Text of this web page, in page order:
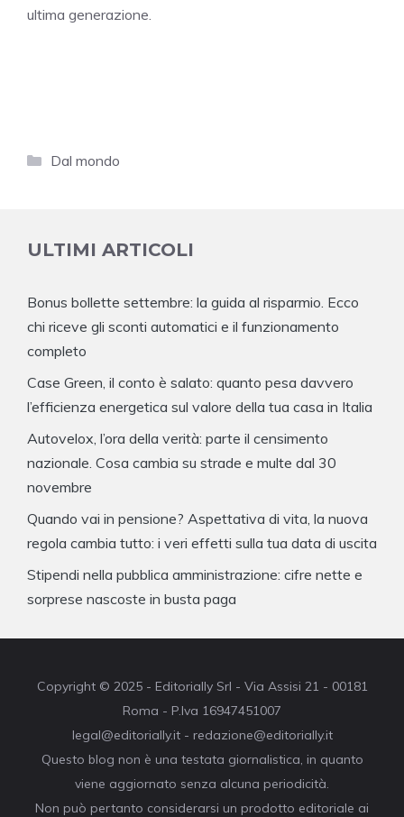
ultima generazione.
Categorie
Dal mondo
ULTIMI ARTICOLI
Bonus bollette settembre: la guida al risparmio. Ecco
chi riceve gli sconti automatici e il funzionamento
completo
Case Green, il conto è salato: quanto pesa davvero
l’efficienza energetica sul valore della tua casa in Italia
Autovelox, l’ora della verità: parte il censimento
nazionale. Cosa cambia su strade e multe dal 30
novembre
Quando vai in pensione? Aspettativa di vita, la nuova
regola cambia tutto: i veri effetti sulla tua data di uscita
Stipendi nella pubblica amministrazione: cifre nette e
sorprese nascoste in busta paga
Copyright © 2025 - Editorially Srl - Via Assisi 21 - 00181
Roma - P.Iva 16947451007
legal@editorially.it - redazione@editorially.it
Questo blog non è una testata giornalistica, in quanto
viene aggiornato senza alcuna periodicità.
Non può pertanto considerarsi un prodotto editoriale ai